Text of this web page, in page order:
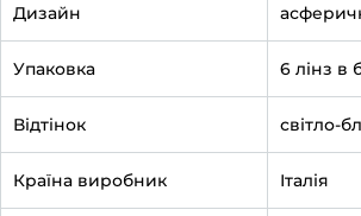
Дизайн
Упаковка 6 лінз в
Відтінок світло-
Країна виробник Італія